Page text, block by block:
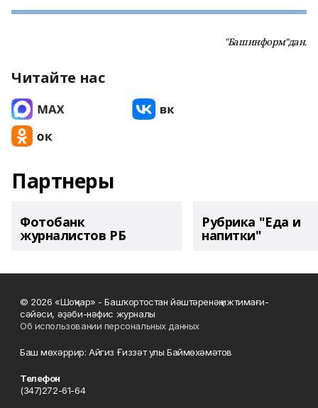
"Башинформ"дан.
Читайте нас
Партнеры
Фотобанк
журналистов РБ
Рубрика "Еда и
напитки"
© 2026 «Шоңҡар» - Башҡортостан йәштәренәң ижтимағи-
сәйәси, әҙәби-нәфис журналы
Об использовании персональных данных
Баш мөхәррир: Айгиз Ғиззәт улы Баймөхәмәтов
Телефон
(347)272-61-64